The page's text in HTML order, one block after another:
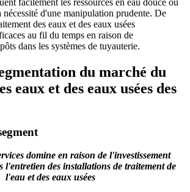
d'une manipulation prudente. De
des eaux et des eaux usées
au fil du temps en raison de
dans les systèmes de tuyauterie.
du marché du
eaux et des eaux usées des
domine en raison de l'investissement
l'entretien des installations de traitement de
l'eau et des eaux usées